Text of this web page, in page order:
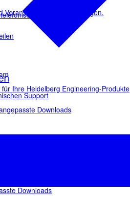
Support
Ihre Heidelberg Engineering-Produkte
Downloads
Veranstaltungsaktualisierungen.
Support
Engineering-Produkte
Downloads